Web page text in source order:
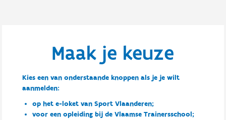
Maak je keuze
Kies een van onderstaande knoppen als je je wilt
aanmelden:
op het e-loket van Sport Vlaanderen;
voor een opleiding bij de Vlaamse Trainersschool;